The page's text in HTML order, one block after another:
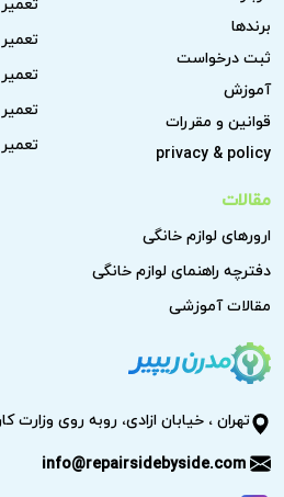
برندها
ثبت درخواست
آموزش
قوانین و مقررات
privacy & policy
مقالات
ارورهای لوازم خانگی
دفترچه راهنمای لوازم خانگی
مقالات آموزشی
تهران ، خیابان ازادی، روبه روی وزارت
info@repairsidebyside.com